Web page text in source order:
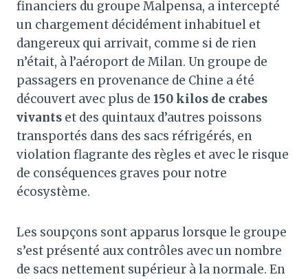
financiers du groupe Malpensa, a intercepté
un chargement décidément inhabituel et
dangereux qui arrivait, comme si de rien
n’était, à l’aéroport de Milan. Un groupe de
passagers en provenance de Chine a été
découvert avec plus de 150 kilos de crabes
vivants et des quintaux d’autres poissons
transportés dans des sacs réfrigérés, en
violation flagrante des règles et avec le risque
de conséquences graves pour notre
écosystème.
Les soupçons sont apparus lorsque le groupe
s’est présenté aux contrôles avec un nombre
de sacs nettement supérieur à la normale. En